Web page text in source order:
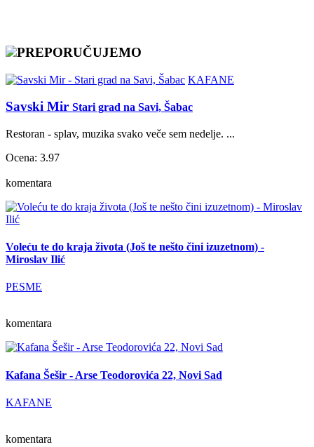
PREPORUČUJEMO
KAFANE
Savski Mir Stari grad na Savi, Šabac
Restoran - splav, muzika svako veče sem nedelje. ...
Ocena: 3.97
komentara
Voleću te do kraja života (Još te nešto čini izuzetnom) -
Miroslav Ilić
PESME
komentara
Kafana Šešir - Arse Teodorovića 22, Novi Sad
KAFANE
komentara